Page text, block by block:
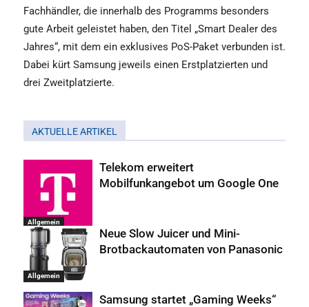
Fachhändler, die innerhalb des Programms besonders
gute Arbeit geleistet haben, den Titel „Smart Dealer des
Jahres“, mit dem ein exklusives PoS-Paket verbunden ist.
Dabei kürt Samsung jeweils einen Erstplatzierten und
drei Zweitplatzierte.
AKTUELLE ARTIKEL
Allgemein
Telekom erweitert
Mobilfunkangebot um Google One
Allgemein
Neue Slow Juicer und Mini-
Brotbackautomaten von Panasonic
Samsung startet „Gaming Weeks“